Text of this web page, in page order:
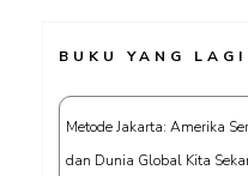
BUKU YANG
Metode Jakarta: Amerika
dan Dunia Global Kita